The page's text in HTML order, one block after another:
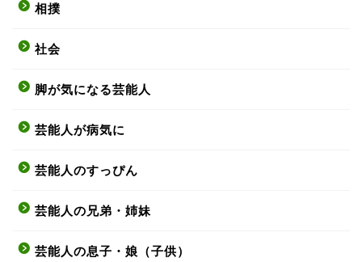
相撲
社会
脚が気になる芸能人
芸能人が病気に
芸能人のすっぴん
芸能人の兄弟・姉妹
芸能人の息子・娘（子供）